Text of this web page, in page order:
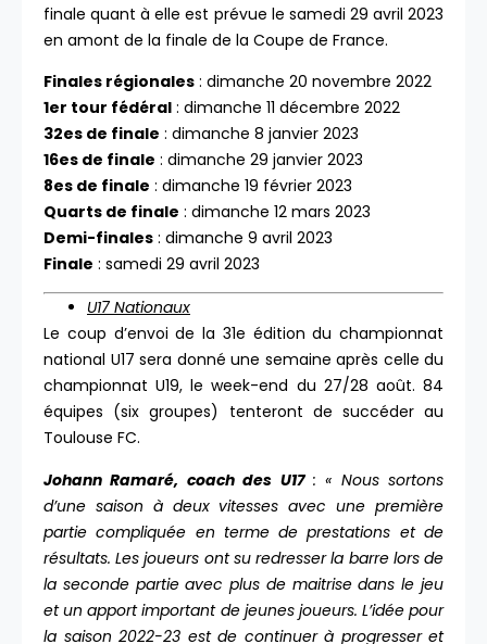
finale quant à elle est prévue le samedi 29 avril 2023
en amont de la finale de la Coupe de France.
Finales régionales : dimanche 20 novembre 2022
1er tour fédéral : dimanche 11 décembre 2022
32es de finale : dimanche 8 janvier 2023
16es de finale : dimanche 29 janvier 2023
8es de finale : dimanche 19 février 2023
Quarts de finale : dimanche 12 mars 2023
Demi-finales : dimanche 9 avril 2023
Finale : samedi 29 avril 2023
U17 Nationaux
Le coup d’envoi de la 31e édition du championnat
national U17 sera donné une semaine après celle du
championnat U19, le week-end du 27/28 août. 84
équipes (six groupes) tenteront de succéder au
Toulouse FC.
Johann Ramaré, coach des U17: « Nous sortons
d’une saison à deux vitesses avec une première
partie compliquée en terme de prestations et de
résultats. Les joueurs ont su redresser la barre lors de
la seconde partie avec plus de maitrise dans le jeu
et un apport important de jeunes joueurs. L’idée pour
la saison 2022-23 est de continuer à progresser et